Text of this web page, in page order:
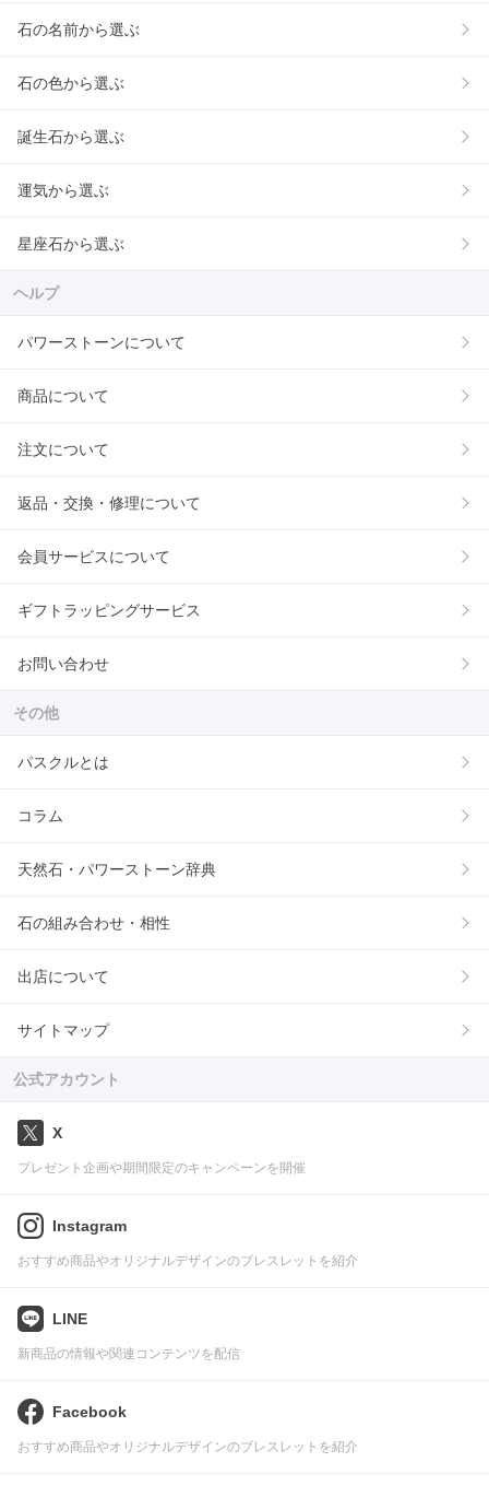
石の名前から選ぶ
石の色から選ぶ
誕生石から選ぶ
運気から選ぶ
星座石から選ぶ
ヘルプ
パワーストーンについて
商品について
注文について
返品・交換・修理について
会員サービスについて
ギフトラッピングサービス
お問い合わせ
その他
パスクルとは
コラム
天然石・パワーストーン辞典
石の組み合わせ・相性
出店について
サイトマップ
公式アカウント
X
プレゼント企画や期間限定のキャンペーンを開催
Instagram
おすすめ商品やオリジナルデザインのブレスレットを紹介
LINE
新商品の情報や関連コンテンツを配信
Facebook
おすすめ商品やオリジナルデザインのブレスレットを紹介